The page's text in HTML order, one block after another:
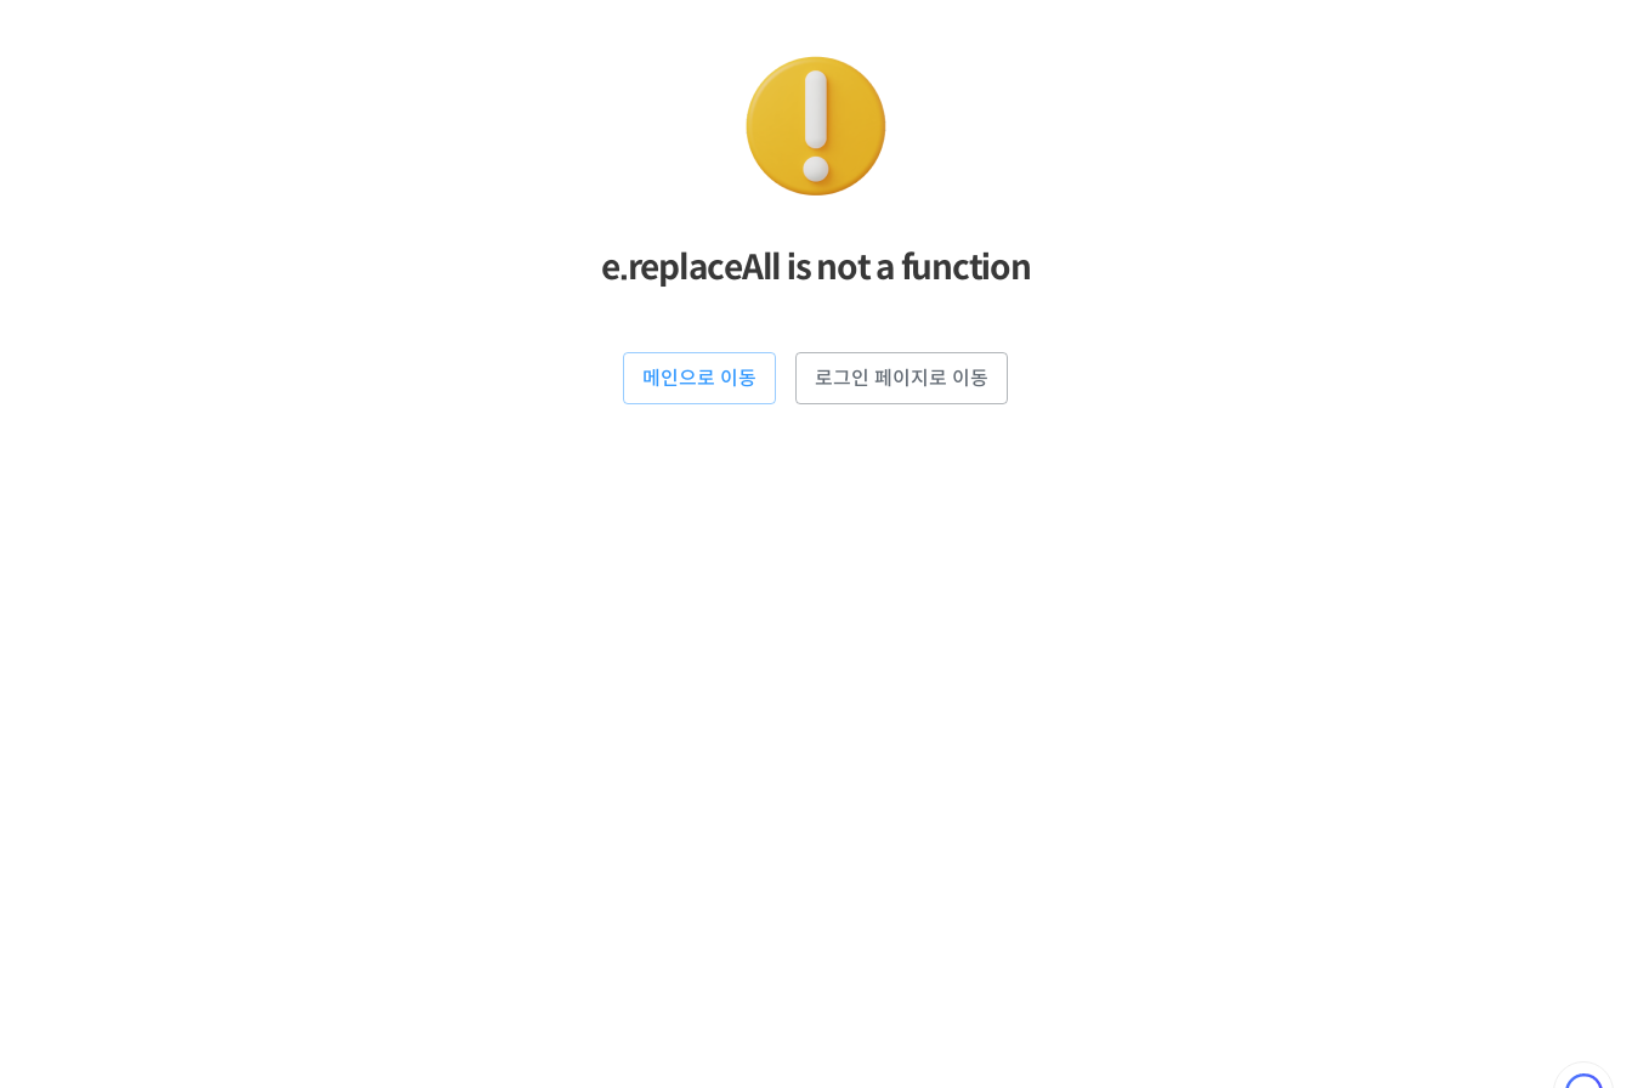
e.replaceAll is not a function
메인으로 이동 로그인 페이지로 이동